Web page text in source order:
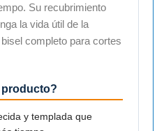
Su recubrimiento
la vida útil de la
completo para cortes
producto?
y templada que